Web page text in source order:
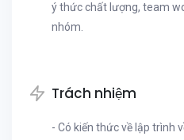
ý thức chất lượng, team
nhóm.
Trách nhiệm
- Có kiến thức về lập trình